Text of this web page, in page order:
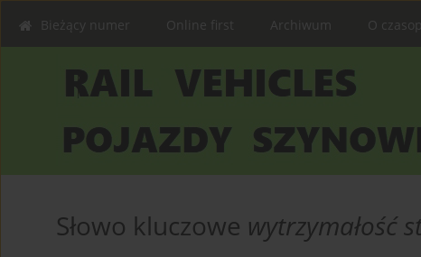
Bieżący numer Online first Archiwum O
Słowo kluczowe wytrzymałość